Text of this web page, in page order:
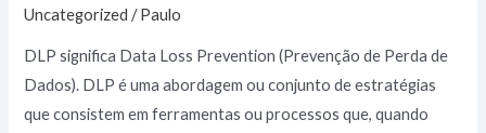
Uncategorized /Paulo
DLP significa Data Loss Prevention (Prevenção de Perda de
Dados). DLP é uma abordagem ou conjunto de estratégias
que consistem em ferramentas ou processos que, quando